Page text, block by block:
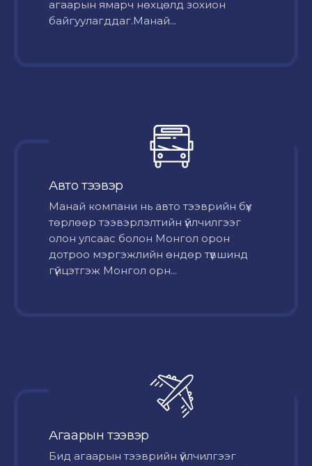
агаарын ямарч нөхцөлд зохион
байгуулагддаг.Манай...
Авто тээвэр
Mанай компани нь авто тээврийн бүх
төрлөөр тээвэрлэлтийн үйлчилгээг
олон улсаас болон Монгол орон
дотроо мэргэжлийн өндөр түвшинд
гүйцэтгэж Монгол орн...
Агаарын тээвэр
Бид агаарын тээврийн үйлчилгээг